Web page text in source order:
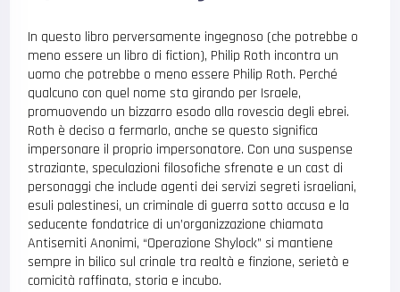
In questo libro perversamente ingegnoso (che potrebbe o
meno essere un libro di fiction), Philip Roth incontra un
uomo che potrebbe o meno essere Philip Roth. Perché
qualcuno con quel nome sta girando per Israele,
promuovendo un bizzarro esodo alla rovescia degli ebrei.
Roth è deciso a fermarlo, anche se questo significa
impersonare il proprio impersonatore. Con una suspense
straziante, speculazioni filosofiche sfrenate e un cast di
personaggi che include agenti dei servizi segreti israeliani,
esuli palestinesi, un criminale di guerra sotto accusa e la
seducente fondatrice di un’organizzazione chiamata
Antisemiti Anonimi, “Operazione Shylock” si mantiene
sempre in bilico sul crinale tra realtà e finzione, serietà e
comicità raffinata, storia e incubo.